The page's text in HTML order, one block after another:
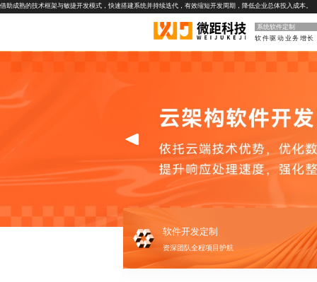
借助成熟的技术框架与敏捷开发模式，快速搭建系统并持续迭代，有效缩短开发周期，降低企业总体投入成本。
系统软件定制
软件驱动业务增长
软件开发定制
资深团队全程项目护航